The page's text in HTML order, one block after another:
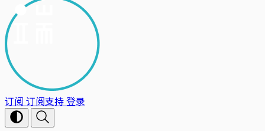
订阅 订阅支持登录